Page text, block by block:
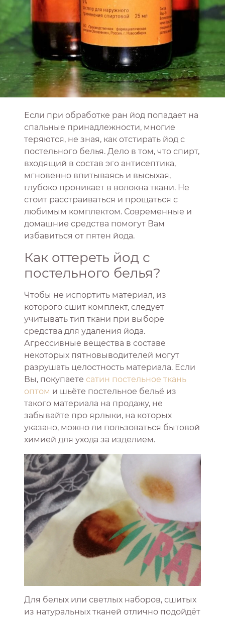
Если при обработке ран йод попадает на
спальные принадлежности, многие
теряются, не зная, как отстирать йод с
постельного белья. Дело в том, что спирт,
входящий в состав эго антисептика,
мгновенно впитываясь и высыхая,
глубоко проникает в волокна ткани. Не
стоит расстраиваться и прощаться с
любимым комплектом. Современные и
домашние средства помогут Вам
избавиться от пятен йода.
Как оттереть йод с
постельного белья?
Чтобы не испортить материал, из
которого сшит комплект, следует
учитывать тип ткани при выборе
средства для удаления йода.
Агрессивные вещества в составе
некоторых пятновыводителей могут
разрушать целостность материала. Если
Вы, покупаете сатин постельное ткань
оптом и шьёте постельное бельё из
такого материала на продажу, не
забывайте про ярлыки, на которых
указано, можно ли пользоваться бытовой
химией для ухода за изделием.
Для белых или светлых наборов, сшитых
из натуральных тканей отлично подойдёт